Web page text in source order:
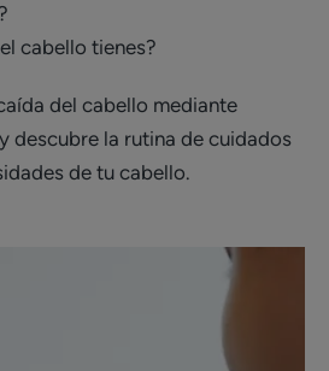
cabello tienes?
del cabello mediante
descubre la rutina de cuidados
de tu cabello.